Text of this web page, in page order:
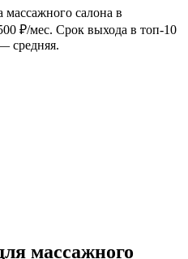
салона в
₽/мес. Срок выхода в топ-10
средняя.
массажного